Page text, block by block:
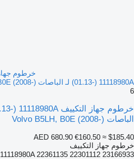
(01.13-) 11118980A لـ الباصات Volvo B5LH, B0E (2008-)
6
الباصات Volvo B5LH, B0E (2008-)
AED 680.90 €160.50 ≈ $185.40
خرطوم جهاز التكييف
11118980A 22361135 22301112 23166933